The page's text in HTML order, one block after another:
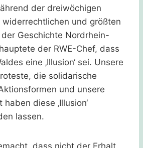
der dreiwöchigen
widerrechtlichen und größten
Geschichte Nordrhein-
der RWE-Chef, dass
eine ‚Illusion‘ sei. Unsere
die solidarische
und unsere
diese ‚Illusion‘
lassen.
dass nicht der Erhalt